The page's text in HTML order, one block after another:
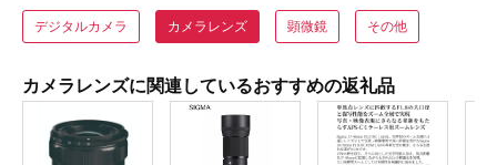
デジタルカメラ カメラレンズ 顕微鏡 その他
カメラレンズに関連しているおすすめの返礼品